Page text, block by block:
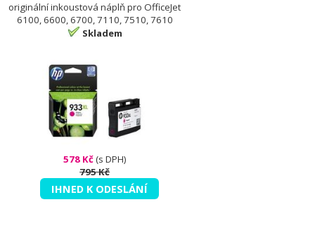
originální inkoustová náplň pro OfficeJet
6100, 6600, 6700, 7110, 7510, 7610
Skladem
578 Kč(s DPH)
795 Kč
IHNED K ODESLÁNÍ